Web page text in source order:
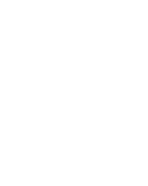
identificarea persoanei.
în care se află utilizatorul.